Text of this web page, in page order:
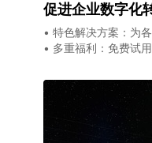
促进企业数字化
• 特色解决方案：为
• 多重福利：免费试